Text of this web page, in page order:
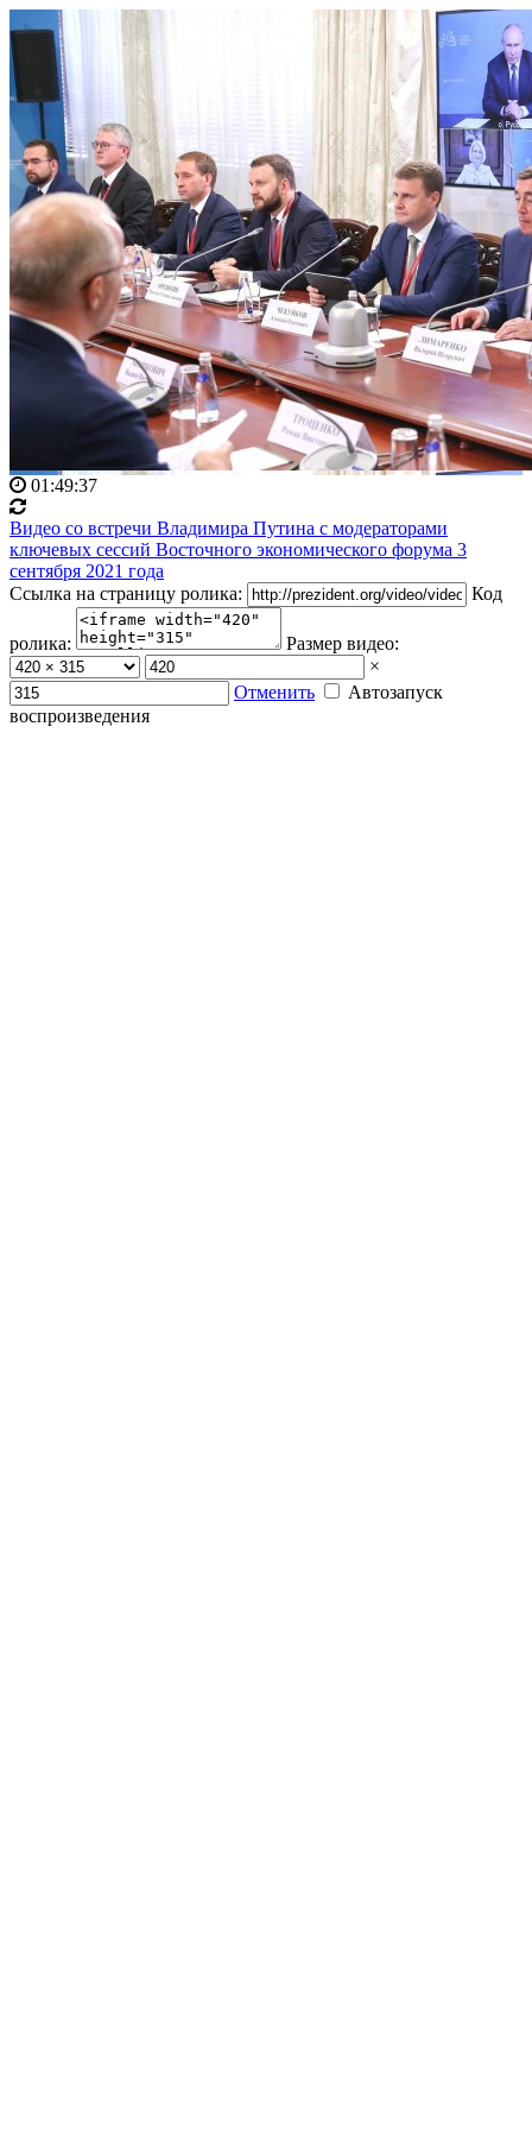
01:49:37
Видео со встречи Владимира Путина с модераторами
ключевых сессий Восточного экономического форума 3
сентября 2021 года
Ссылка на страницу ролика:
Код
ролика:
Размер видео:
×
Отменить
Автозапуск
воспроизведения